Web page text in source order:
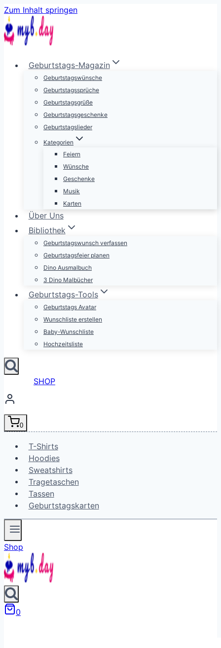
Zum Inhalt springen
Geburtstags-Magazin
Geburtstagswünsche
Geburtstagssprüche
Geburtstagsgrüße
Geburtstagsgeschenke
Geburtstagslieder
Kategorien
Feiern
Wünsche
Geschenke
Musik
Karten
Über Uns
Bibliothek
Geburtstagswunsch verfassen
Geburtstagsfeier planen
Dino Ausmalbuch
3 Dino Malbücher
Geburtstags-Tools
Geburtstags Avatar
Wunschliste erstellen
Baby-Wunschliste
Hochzeitsliste
SHOP
0
T-Shirts
Hoodies
Sweatshirts
Tragetaschen
Tassen
Geburtstagskarten
Shop
0